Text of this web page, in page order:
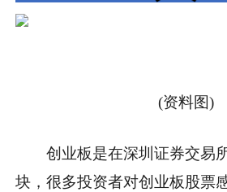
(资料图)
创业板是在深圳证券交易
块，很多投资者对创业板股票